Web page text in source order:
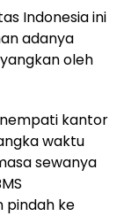
Indonesia ini
adanya
oleh
kantor
waktu
sewanya
pindah ke